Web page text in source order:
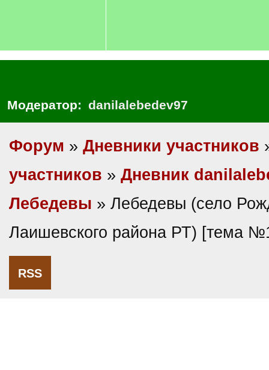
Модератор: danilalebedev97
Форум » Дневники участников
участников » Дневник
Лебедевы » Лебедевы (село
Лаишевского района РТ) [тема
RSS